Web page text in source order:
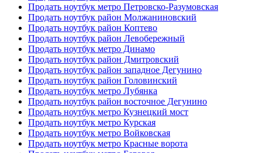
Продать ноутбук метро Петровско-Разумовская
Продать ноутбук район Молжаниновский
Продать ноутбук район Коптево
Продать ноутбук район Левобережный
Продать ноутбук метро Динамо
Продать ноутбук район Дмитровский
Продать ноутбук район западное Дегунино
Продать ноутбук район Головинский
Продать ноутбук метро Лубянка
Продать ноутбук район восточное Дегунино
Продать ноутбук метро Кузнецкий мост
Продать ноутбук метро Курская
Продать ноутбук метро Войковская
Продать ноутбук метро Красные ворота